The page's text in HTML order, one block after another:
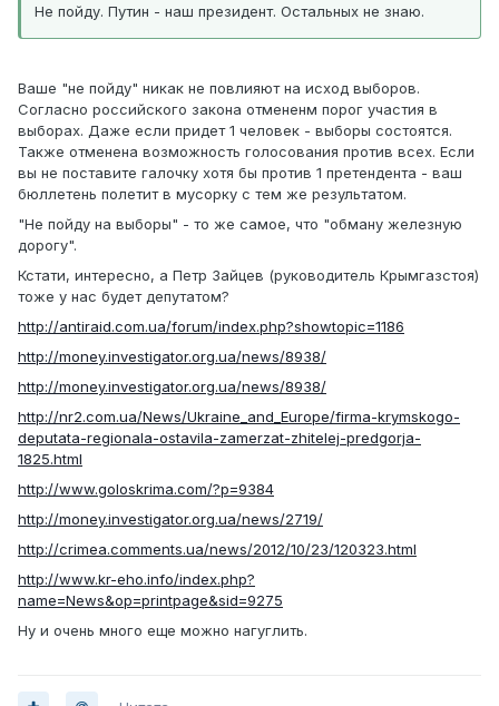
Не пойду. Путин - наш президент. Остальных не знаю.
Ваше "не пойду" никак не повлияют на исход выборов.
Согласно российского закона отмененм порог участия в
выборах. Даже если придет 1 человек - выборы состоятся.
Также отменена возможность голосования против всех. Если
вы не поставите галочку хотя бы против 1 претендента - ваш
бюллетень полетит в мусорку с тем же результатом.
"Не пойду на выборы" - то же самое, что "обману железную
дорогу".
Кстати, интересно, а Петр Зайцев (руководитель Крымгазстоя)
тоже у нас будет депутатом?
http://antiraid.com.ua/forum/index.php?showtopic=1186
http://money.investigator.org.ua/news/8938/
http://money.investigator.org.ua/news/8938/
http://nr2.com.ua/News/Ukraine_and_Europe/firma-krymskogo-
deputata-regionala-ostavila-zamerzat-zhitelej-predgorja-
1825.html
http://www.goloskrima.com/?p=9384
http://money.investigator.org.ua/news/2719/
http://crimea.comments.ua/news/2012/10/23/120323.html
http://www.kr-eho.info/index.php?
name=News&op=printpage&sid=9275
Ну и очень много еще можно нагуглить.